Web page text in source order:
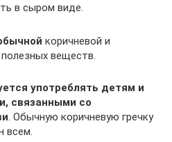
в сыром виде.
коричневой и
веществ.
употреблять детям и
связанными со
. Обычную коричневую гречку
всем.